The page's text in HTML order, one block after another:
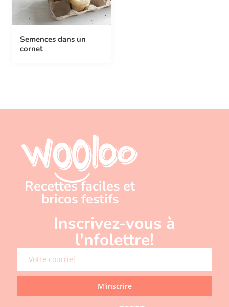
Semences dans un
cornet
Recettes faciles et
bricos festifs
Inscrivez-vous à
l'nfolettre!
M'inscrire